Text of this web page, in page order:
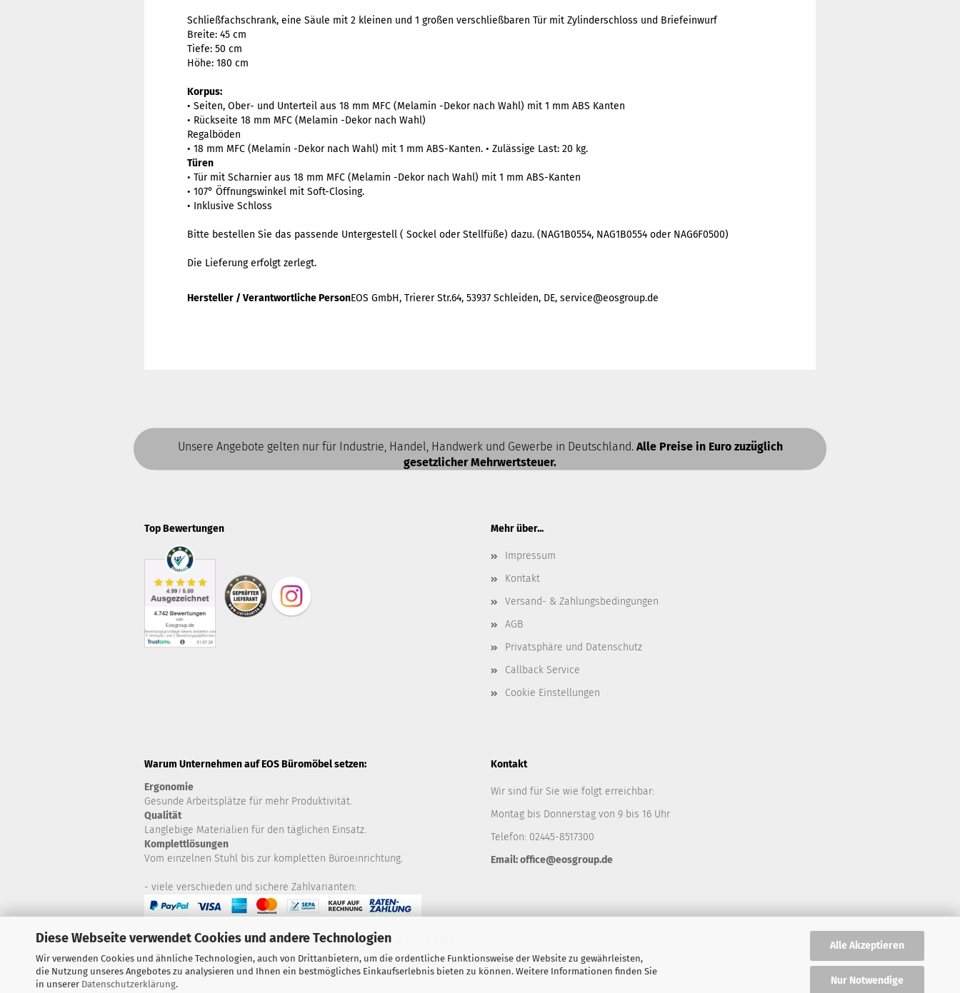
Diese Webseite verwendet Cookies und andere Technologien
Wir verwenden Cookies und ähnliche Technologien, auch von Drittanbietern, um die ordentliche Funktionsweise der Website zu gewährleisten,
die Nutzung unseres Angebotes zu analysieren und Ihnen ein bestmögliches Einkaufserlebnis bieten zu können. Weitere Informationen finden Sie
in unserer Datenschutzerklärung.
Alle Akzeptieren
Nur Notwendige
Schließfachschrank, eine Säule mit 2 kleinen und 1 großen verschließbaren Tür mit Zylinderschloss und Briefeinwurf
Breite: 45 cm
Tiefe: 50 cm
Höhe: 180 cm
Korpus:
• Seiten, Ober- und Unterteil aus 18 mm MFC (Melamin -Dekor nach Wahl) mit 1 mm ABS Kanten
• Rückseite 18 mm MFC (Melamin -Dekor nach Wahl)
Regalböden
• 18 mm MFC (Melamin -Dekor nach Wahl) mit 1 mm ABS-Kanten. • Zulässige Last: 20 kg.
Türen
• Tür mit Scharnier aus 18 mm MFC (Melamin -Dekor nach Wahl) mit 1 mm ABS-Kanten
• 107° Öffnungswinkel mit Soft-Closing.
• Inklusive Schloss
Bitte bestellen Sie das passende Untergestell ( Sockel oder Stellfüße) dazu. (NAG1B0554, NAG1B0554 oder NAG6F0500)
Die Lieferung erfolgt zerlegt.
Hersteller / Verantwortliche PersonEOS GmbH, Trierer Str.64, 53937 Schleiden, DE, service@eosgroup.de
Unsere Angebote gelten nur für Industrie, Handel, Handwerk und Gewerbe in Deutschland. Alle Preise in Euro zuzüglich
gesetzlicher Mehrwertsteuer.
Top Bewertungen Mehr über...
Impressum
Kontakt
Versand- & Zahlungsbedingungen
AGB
Privatsphäre und Datenschutz
Callback Service
Cookie Einstellungen
Warum Unternehmen auf EOS Büromöbel setzen:
Ergonomie
Gesunde Arbeitsplätze für mehr Produktivität.
Qualität
Langlebige Materialien für den täglichen Einsatz.
Komplettlösungen
Vom einzelnen Stuhl bis zur kompletten Büroeinrichtung.
- viele verschieden und sichere Zahlvarianten:
Haben Sie Fragen zu Artikeln? Zögern Sie nicht, wir sind gerne für Sie
da!
Kontakt
Wir sind für Sie wie folgt erreichbar:
Montag bis Donnerstag von 9 bis 16 Uhr
Telefon: 02445-8517300
Email: office@eosgroup.de